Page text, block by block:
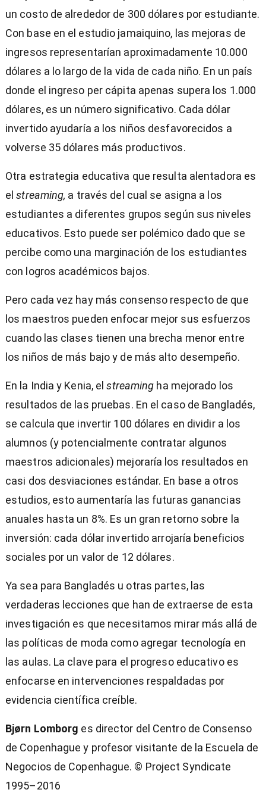
un costo de alrededor de 300 dólares por estudiante.
Con base en el estudio jamaiquino, las mejoras de
ingresos representarían aproximadamente 10.000
dólares a lo largo de la vida de cada niño. En un país
donde el ingreso per cápita apenas supera los 1.000
dólares, es un número significativo. Cada dólar
invertido ayudaría a los niños desfavorecidos a
volverse 35 dólares más productivos.
Otra estrategia educativa que resulta alentadora es
elstreaming, a través del cual se asigna a los
estudiantes a diferentes grupos según sus niveles
educativos. Esto puede ser polémico dado que se
percibe como una marginación de los estudiantes
con logros académicos bajos.
Pero cada vez hay más consenso respecto de que
los maestros pueden enfocar mejor sus esfuerzos
cuando las clases tienen una brecha menor entre
los niños de más bajo y de más alto desempeño.
En la India y Kenia, elstreaming ha mejorado los
resultados de las pruebas. En el caso de Bangladés,
se calcula que invertir 100 dólares en dividir a los
alumnos (y potencialmente contratar algunos
maestros adicionales) mejoraría los resultados en
casi dos desviaciones estándar. En base a otros
estudios, esto aumentaría las futuras ganancias
anuales hasta un 8%. Es un gran retorno sobre la
inversión: cada dólar invertido arrojaría beneficios
sociales por un valor de 12 dólares.
Ya sea para Bangladés u otras partes, las
verdaderas lecciones que han de extraerse de esta
investigación es que necesitamos mirar más allá de
las políticas de moda como agregar tecnología en
las aulas. La clave para el progreso educativo es
enfocarse en intervenciones respaldadas por
evidencia científica creíble.
Bjørn Lomborg es director del Centro de Consenso
de Copenhague y profesor visitante de la Escuela de
Negocios de Copenhague. © Project Syndicate
1995–2016